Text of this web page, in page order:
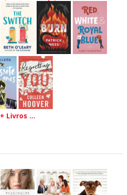
+ Livros ...